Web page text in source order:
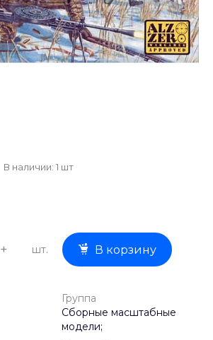
В наличии: 1 шт
+ шт. В корзину
Группа
Сборные масштабные
модели;